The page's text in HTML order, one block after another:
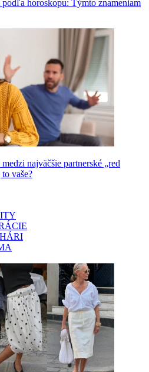
horoskopu: Týmto znameniam
najväčšie partnerské „red
vaše?